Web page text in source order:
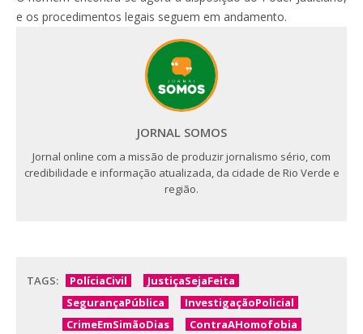
e os procedimentos legais seguem em andamento.
JORNAL SOMOS
Jornal online com a missão de produzir jornalismo sério, com
credibilidade e informação atualizada, da cidade de Rio Verde e
região.
TAGS: PolíciaCivil
JustiçaSejaFeita
SegurançaPública
InvestigaçãoPolicial
CrimeEmSimãoDias
ContraAHomofobia